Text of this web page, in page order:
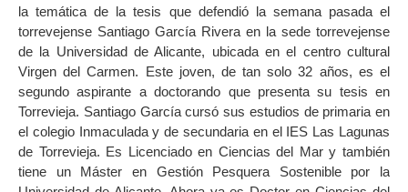
la temática de la tesis que defendió la semana pasada el
torrevejense Santiago García Rivera en la sede torrevejense
de la Universidad de Alicante, ubicada en el centro cultural
Virgen del Carmen. Este joven, de tan solo 32 años, es el
segundo aspirante a doctorando que presenta su tesis en
Torrevieja. Santiago García cursó sus estudios de primaria en
el colegio Inmaculada y de secundaria en el IES Las Lagunas
de Torrevieja. Es Licenciado en Ciencias del Mar y también
tiene un Máster en Gestión Pesquera Sostenible por la